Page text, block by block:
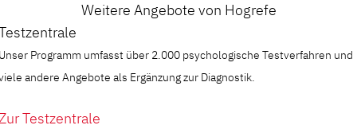
Weitere Angebote von Hogrefe
Programm umfasst über 2.000 psychologische Testverfahren und
andere Angebote als Ergänzung zur Diagnostik.
Testzentrale